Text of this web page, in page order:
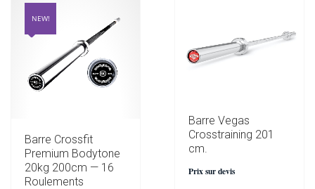
NEW!
Barre Crossfit
Premium Bodytone
20kg 200cm — 16
Roulements
Barre Vegas
Crosstraining 201
cm.
Prix sur devis